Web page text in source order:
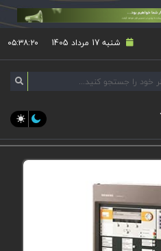
شنبه 17 مرداد 1405 ۰۵:۳۸:۲۱